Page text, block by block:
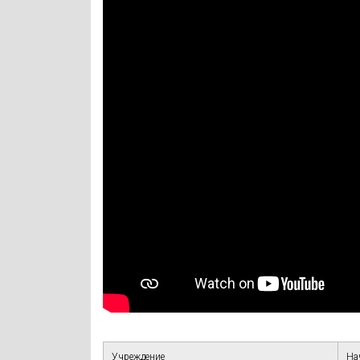
Учреждение